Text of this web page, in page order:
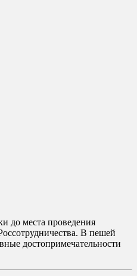
до места проведения
В пешей
достопримечательности